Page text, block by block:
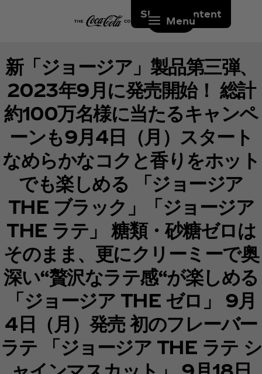
Skip to content
Menu
新「ジョージア」製品第三弾、
2023年9月に発売開始！ 総計
約100万名様に当たるキャンペ
ーンも9月4日（月）スタート
なめらかなコクと香りをホット
でも楽しめる 「ジョージア
THE ブラック」「ジョージア
THE ラテ」 糖類・砂糖ゼロは
そのまま、更にクリーミーで奥
深い“贅沢なラテ感“が楽しめる
「ジョージア THE ゼロ」 9月
4日（月）発売 初のフレーバー
ラテ 「ジョージア THE ラテ シ